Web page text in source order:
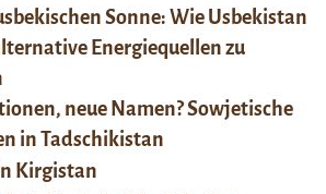
Sonne: Wie Usbekistan
Energiequellen zu
neue Namen? Sowjetische
in Tadschikistan
Kirgistan